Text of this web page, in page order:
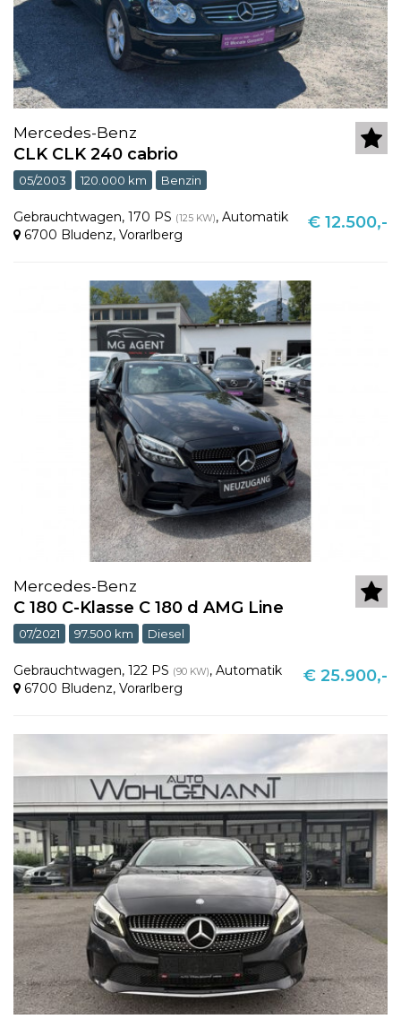
Mercedes-Benz
CLK CLK 240 cabrio
05/2003 120.000 km Benzin
Gebrauchtwagen, 170 PS (125 KW), Automatik
6700 Bludenz, Vorarlberg
€ 12.500,-
Mercedes-Benz
C 180 C-Klasse C 180 d AMG Line
07/2021 97.500 km Diesel
Gebrauchtwagen, 122 PS (90 KW), Automatik
6700 Bludenz, Vorarlberg
€ 25.900,-